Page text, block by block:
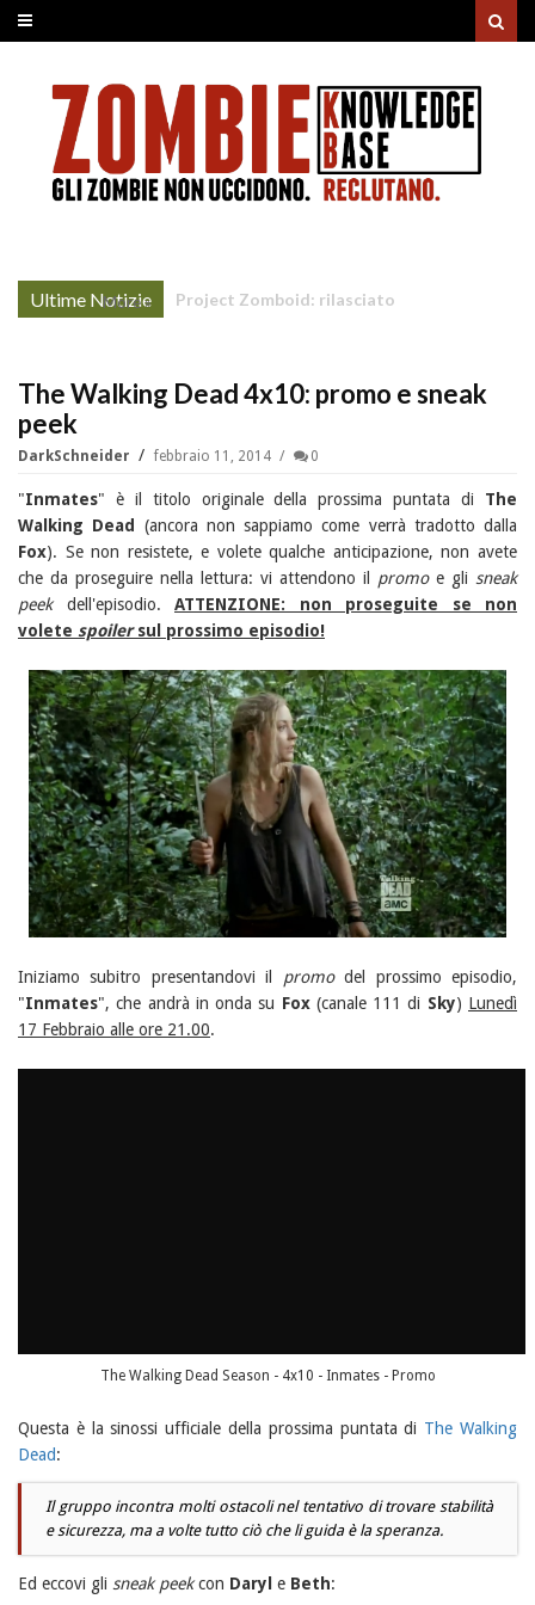
Ultime Notizie
More »
Unholy Night: la nonna non-morta rovina il
The Walking Dead 4x10: promo e sneak
peek
DarkSchneider febbraio 11, 2014 0
"Inmates" è il titolo originale della prossima puntata di The
Walking Dead
(ancora non sappiamo come verrà tradotto dalla
Fox). Se non resistete, e volete qualche anticipazione, non avete
che da proseguire nella lettura: vi attendono il promoe gli sneak
peekdell'episodio. ATTENZIONE: non proseguite se non
volete spoilersul prossimo episodio!
Iniziamo subitro presentandovi il promodel prossimo episodio,
"Inmates", che andrà in onda su Fox(canale 111 di Sky) Lunedì
17 Febbraio alle ore 21.00.
The Walking Dead Season - 4x10 - Inmates - Promo
Questa è la sinossi ufficiale della prossima puntata di The Walking
Dead:
Il gruppo incontra molti ostacoli nel tentativo di trovare stabilità
e sicurezza, ma a volte tutto ciò che li guida è la speranza.
Ed eccovi gli sneak peekcon Daryl e Beth: